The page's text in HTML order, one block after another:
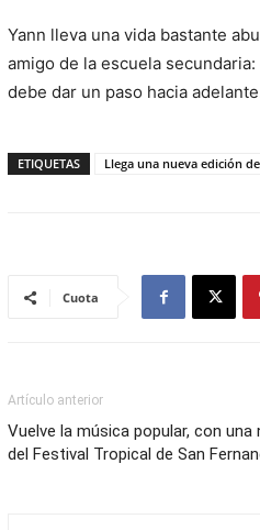
Yann lleva una vida bastante
amigo de la escuela
debe dar un paso hacia
ETIQUETAS Llega una nueva edición
Cuota
Artículo anterior
Vuelve la música popular, con una
del Festival Tropical de San